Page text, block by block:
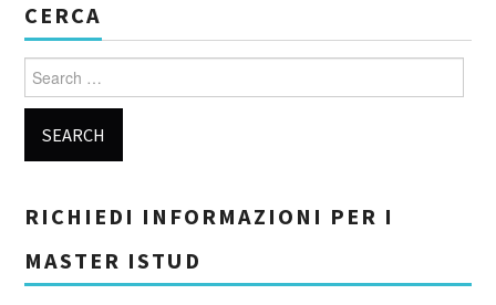
CERCA
Search for:
RICHIEDI INFORMAZIONI PER I
MASTER ISTUD